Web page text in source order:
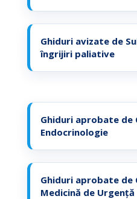
Ghiduri avizate de
îngrijiri paliative
Ghiduri aprobate de
Endocrinologie
Ghiduri aprobate de
Medicină de Urgență